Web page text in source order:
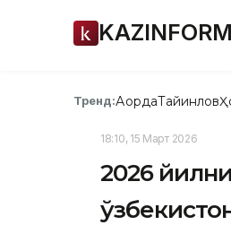
KAZINFORM
Тренд:АқордаТайинлов
18:10, 15 Март 2026
2026